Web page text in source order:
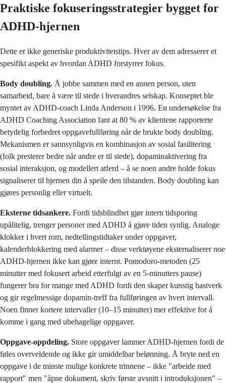
Praktiske fokuseringsstrategier bygget for
ADHD-hjernen
Dette er ikke generiske produktivitetstips. Hver av dem adresserer et
spesifikt aspekt av hvordan ADHD forstyrrer fokus.
Body doubling. Å jobbe sammen med en annen person, uten
samarbeid, bare å være til stede i hverandres selskap. Konseptet ble
myntet av ADHD-coach Linda Anderson i 1996. En undersøkelse fra
ADHD Coaching Association fant at 80 % av klientene rapporterte
betydelig forbedret oppgavefullføring når de brukte body doubling.
Mekanismen er sannsynligvis en kombinasjon av sosial fasilitering
(folk presterer bedre når andre er til stede), dopaminaktivering fra
sosial interaksjon, og modellert atferd – å se noen andre holde fokus
signaliserer til hjernen din å speile den tilstanden. Body doubling kan
gjøres personlig eller virtuelt.
Eksterne tidsankere. Fordi tidsblindhet gjør intern tidsporing
upålitelig, trenger personer med ADHD å gjøre tiden synlig. Analoge
klokker i hvert rom, nedtellingstidtaker under oppgaver,
kalenderblokkering med alarmer – disse verktøyene eksternaliserer noe
ADHD-hjernen ikke kan gjøre internt. Pomodoro-metoden (25
minutter med fokusert arbeid etterfulgt av en 5-minutters pause)
fungerer bra for mange med ADHD fordi den skaper kunstig hastverk
og gir regelmessige dopamin-treff fra fullføringen av hvert intervall.
Noen finner kortere intervaller (10–15 minutter) mer effektive for å
komme i gang med ubehagelige oppgaver.
Oppgave-oppdeling. Store oppgaver lammer ADHD-hjernen fordi de
føles overveldende og ikke gir umiddelbar belønning. Å bryte ned en
oppgave i de minste mulige konkrete trinnene – ikke "arbeide med
rapport" men "åpne dokument, skriv første avsnitt i introduksjonen" –